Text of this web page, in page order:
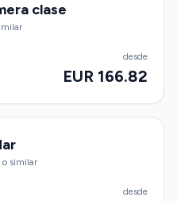
clase
desde
EUR 166.82
o similar
desde